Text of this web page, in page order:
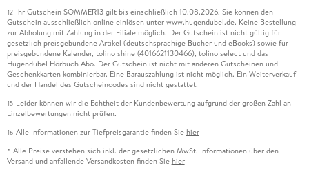
12 Ihr Gutschein SOMMER13 gilt bis einschließlich 10.08.2026. Sie können den
Gutschein ausschließlich online einlösen unter www.hugendubel.de. Keine Bestellung
zur Abholung mit Zahlung in der Filiale möglich. Der Gutschein ist nicht gültig für
gesetzlich preisgebundene Artikel (deutschsprachige Bücher und eBooks) sowie für
preisgebundene Kalender, tolino shine (4016621130466), tolino select und das
Hugendubel Hörbuch Abo. Der Gutschein ist nicht mit anderen Gutscheinen und
Geschenkkarten kombinierbar. Eine Barauszahlung ist nicht möglich. Ein Weiterverkauf
und der Handel des Gutscheincodes sind nicht gestattet.
15 Leider können wir die Echtheit der Kundenbewertung aufgrund der großen Zahl an
Einzelbewertungen nicht prüfen.
16 Alle Informationen zur Tiefpreisgarantie finden Sie hier
* Alle Preise verstehen sich inkl. der gesetzlichen MwSt. Informationen über den
Versand und anfallende Versandkosten finden Sie hier